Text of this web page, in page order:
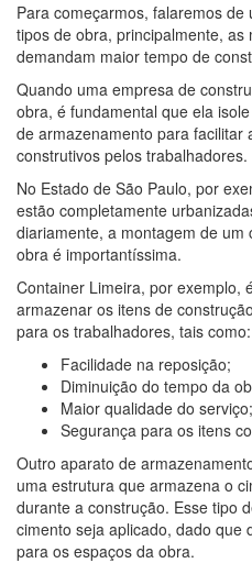
Para começarmos, falaremos
tipos de obra, principalmente, as
demandam maior tempo de
Quando uma empresa de
obra, é fundamental que ela
de armazenamento para facilitar
construtivos pelos trabalhadores.
No Estado de São Paulo, por
estão completamente
diariamente, a montagem de
obra é importantíssima.
Container Limeira, por exemplo,
armazenar os itens de
para os trabalhadores, tais como:
Facilidade na reposição;
Diminuição do tempo da
Maior qualidade do serviço;
Segurança para os itens
Outro aparato de
uma estrutura que armazena o
durante a construção. Esse tipo
cimento seja aplicado, dado que
para os espaços da obra.